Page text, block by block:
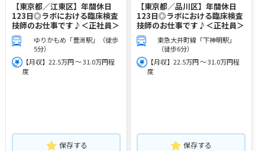
【東京都／江東区】年間休日
123日◎ラボにおける臨床検査
技師のお仕事です♪＜正社員＞
ゆりかもめ「豊洲駅」（徒歩
5分）
【月収】22.5万円 ～ 31.0万円程
度
保存する
【東京都／品川区】年間休日
123日◎ラボにおける臨床検査
技師のお仕事です♪＜正社員＞
東急大井町線「下神明駅」
（徒歩6分）
【月収】22.5万円 ～ 31.0万円程
度
保存する